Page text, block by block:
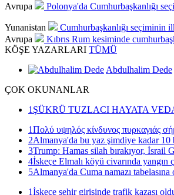
Avrupa
Polonya'da Cumhurbaşkanlığı
Yunanistan
Cumhurbaşkanlığı seçiminin
Avrupa
Kıbrıs Rum kesiminde
KÖŞE YAZARLARI TÜMÜ
Abdulhalim Dede
ÇOK OKUNANLAR
1 ŞÜKRÜ TUZLACI HAYATA
1Πολύ υψηλός κίνδυνος πυρκαγιάς
2Almanya'da bu yaz şimdiye kadar 10
3Trump: Hamas silah bırakıyor, İsrail
4İskeçe Elmalı köyü civarında yangın
5Almanya'da Cuma namazı tabelasına
1İskeçe şehir girişinde trafik kazası